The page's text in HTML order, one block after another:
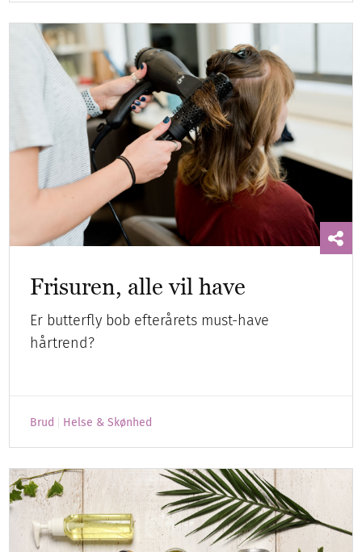
Frisuren, alle vil have
Er butterfly bob efterårets must-have
hårtrend?
Brud Helse & Skønhed